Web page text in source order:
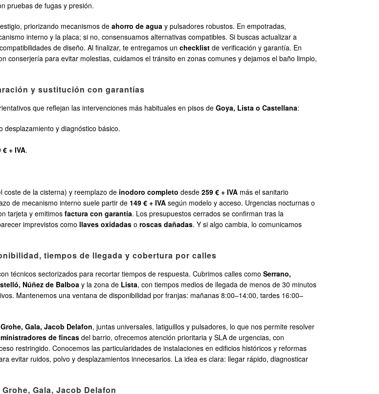
pruebas de fugas y presión.
priorizando mecanismos de ahorro de agua y pulsadores robustos. En empotradas,
interno y la placa; si no, consensuamos alternativas compatibles. Si buscas actualizar a
de diseño. Al finalizar, te entregamos un checklist de verificación y garantía. En
conserjería para evitar molestias, cuidamos el tránsito en zonas comunes y dejamos el baño limpio,
y sustitución con garantías
que reflejan las intervenciones más habituales en pisos de Goya, Lista o Castellana:
desplazamiento y diagnóstico básico.
€ + IVA.
coste de la cisterna) y reemplazo de inodoro completo desde 259 € + IVA más el sanitario
de mecanismo interno suele partir de 149 € + IVA según modelo y acceso. Urgencias nocturnas o
tarjeta y emitimos factura con garantía. Los presupuestos cerrados se confirman tras la
imprevistos como llaves oxidadas o roscas dañadas. Y si algo cambia, lo comunicamos
tiempos de llegada y cobertura por calles
técnicos sectorizados para recortar tiempos de respuesta. Cubrimos calles como Serrano,
Núñez de Balboa y la zona de Lista, con tiempos medios de llegada de menos de 30 minutos
Mantenemos una ventana de disponibilidad por franjas: mañanas 8:00–14:00, tardes 16:00–
Gala, Jacob Delafon, juntas universales, latiguillos y pulsadores, lo que nos permite resolver
de fincas del barrio, ofrecemos atención prioritaria y SLA de urgencias, con
restringido. Conocemos las particularidades de instalaciones en edificios históricos y reformas
evitar ruidos, polvo y desplazamientos innecesarios. La idea es clara: llegar rápido, diagnosticar
Gala, Jacob Delafon